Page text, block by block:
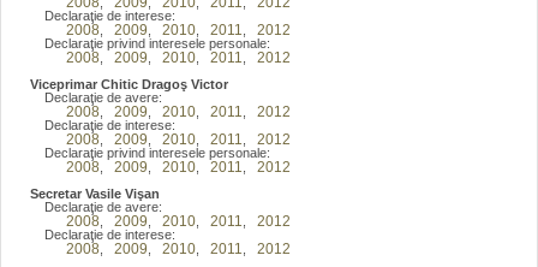
Declaraţie de interese:
2008 2009 2010 2011 2012
Declaraţie privind interesele personale:
2008 2009 2010 2011 2012
Viceprimar Chitic Dragoş Victor
Declaraţie de avere:
2008 2009 2010 2011 2012
Declaraţie de interese:
2008 2009 2010 2011 2012
Declaraţie privind interesele personale:
2008 2009 2010 2011 2012
Secretar Vasile Vişan
Declaraţie de avere:
2008 2009 2010 2011 2012
Declaraţie de interese:
2008 2009 2010 2011 2012